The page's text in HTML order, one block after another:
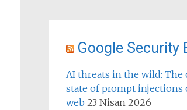
Google Security
AI threats in the wild: The
state of prompt injections
web 23 Nisan 2026